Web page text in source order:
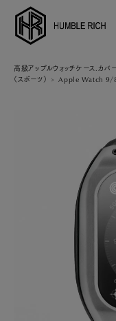
COLLECTION
AppleWatch
STRAP/
Beltset
高級アップルウォッチケース.カ
（スポーツ）
Apple Watch 9/